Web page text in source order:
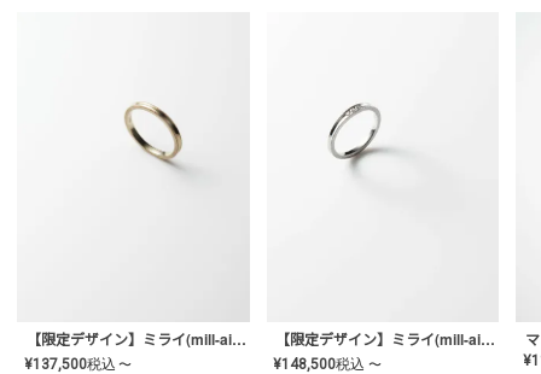
【限定デザイン】ミライ(mill-ai)リング
¥137,500税込 〜
【限定デザイン】ミライ(mill-ai)リング
¥148,500税込 〜 ¥